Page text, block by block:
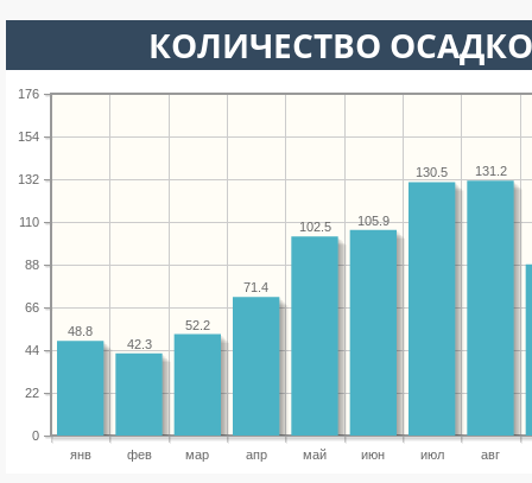
КОЛИЧЕСТВО
янв фев мар апр май июн июл авг
0
22
44
66
88
110
132
154
176
131.2
130.5
105.9
102.5
71.4
52.2
42.3
48.8